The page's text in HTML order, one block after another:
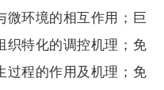
微环境的相互作用；巨
特化的调控机理； 免
过程的作用及机理；免